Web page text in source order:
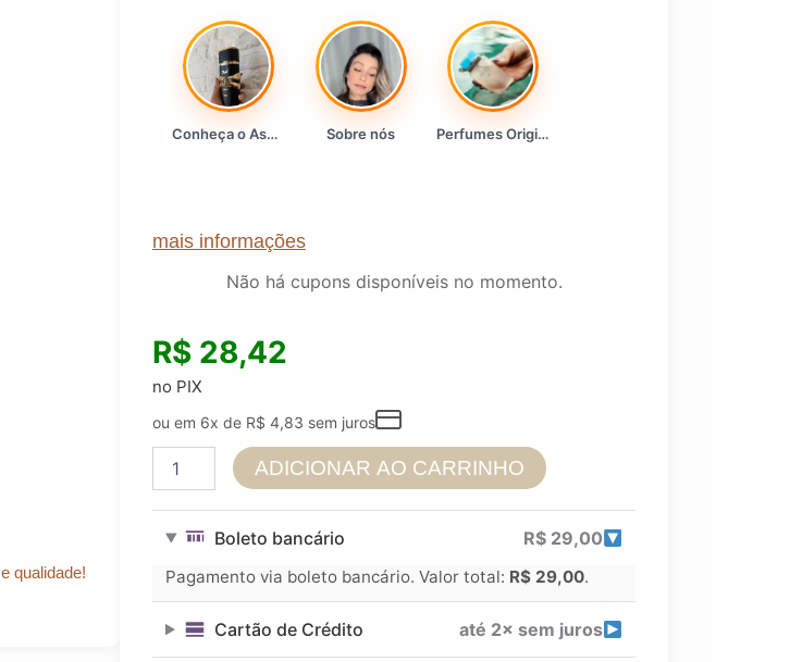
qualidade!
Conheça o Asad, da Lattafa… Sobre nós Perfumes Originais
mais informações
Não há cupons disponíveis no momento.
R$ 28,42
no PIX
ou em 6x de R$ 4,83 sem juros
Labial
Brilho
de
Alta
Fixação
ADICIONAR AO CARRINHO
Boleto bancário R$29,00
Pagamento via boleto bancário. Valor total: R$ 29,00.
Cartão de Crédito até 2× sem juros